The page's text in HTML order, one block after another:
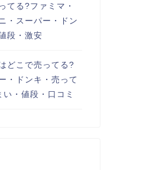
てる?ファミマ・
・スーパー・ドン
段・激安
どこで売ってる?
・ドンキ・売って
・値段・口コミ